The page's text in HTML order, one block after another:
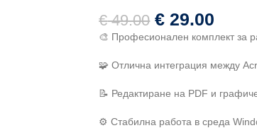
€49.00 € 29.00
🎨 Професионален комплект за
🧩 Отлична интеграция между
📝 Редактиране на PDF и
⚙️ Стабилна работа в среда